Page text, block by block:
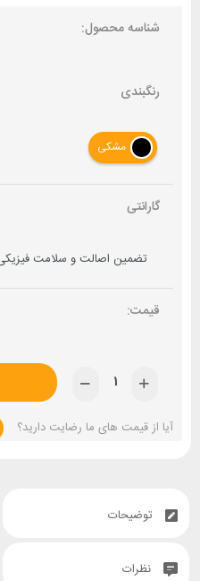
شناسه محصول:
رنگبندی
مشکی
گارانتی
آیا از قیمت های ما رضایت دارید؟
توضیحات
نظرات